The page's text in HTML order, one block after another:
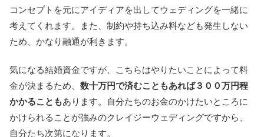
コンセプトを元にアイディアを出してウェディングを一緒に
考えてくれます。また、制約や持ち込み料なども発生しない
ため、かなり融通が利きます。
気になる結婚資金ですが、こちらはやりたいことによって料
金が決まるため、 数十万円で済むこともあれば３００万円程
かかることもあります。自分たちのお金のかけたいところに
かけられることが強みのクレイジーウェディングですから、
自分たち次第になります。